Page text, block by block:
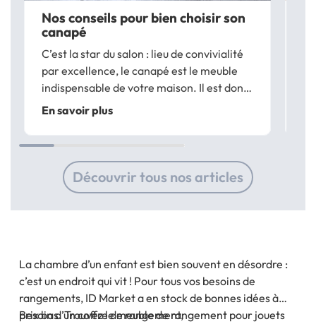
Nos conseils pour bien choisir son
canapé
C’est la star du salon : lieu de convivialité
par excellence, le canapé est le meuble
indispensable de votre maison. Il est donc
normal de vouloir le choisir avec soin pour
qu’il s’intègre parfaitement à votre
intérieur et vous apporte confort et...
En savoir plus
Découvrir tous nos articles
La chambre d’un enfant est bien souvent en désordre :
c’est un endroit qui vit ! Pour tous vos besoins de
rangements, ID Market a en stock de bonnes idées à
prix bas. Trouvez le meuble de rangement pour jouets
Besoin d’un coffre de rangement,